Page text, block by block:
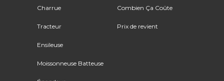
Charrue
Tracteur
Ensileuse
Moissonneuse Batteuse
Combien Ça Coûte
Prix de revient